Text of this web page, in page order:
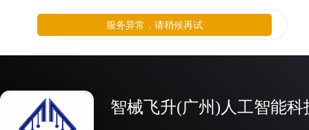
智械飞升(广州)人工智能科
服务异常，请稍候再试